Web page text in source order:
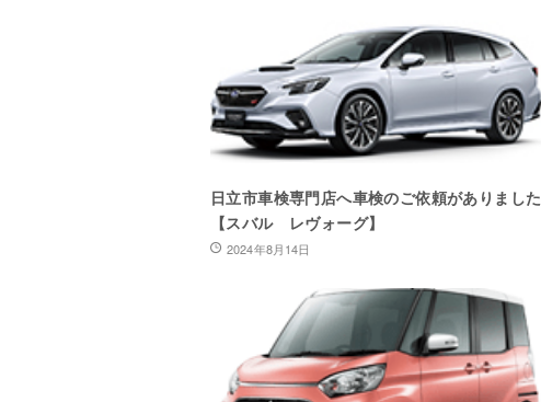
日立市車検専門店へ車検のご依頼がありました
【スバル レヴォーグ】
2024年8月14日